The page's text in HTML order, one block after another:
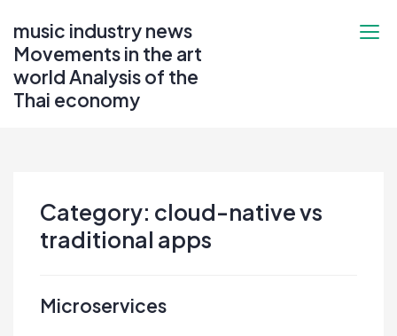
content
music industry news
Movements in the art
world Analysis of the
Thai economy
Category: cloud-native vs
traditional apps
Microservices